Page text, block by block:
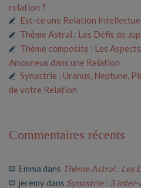
relation ?
Est-ce une Relation
Thème Astral : Les Défis de
Thème composite : Les
Amoureux dans une Relation
Synastrie : Uranus, Neptune,
de votre Relation
Commentaires récents
Emma dans Thème Astral : Les
jeremy dans Synastrie : 3